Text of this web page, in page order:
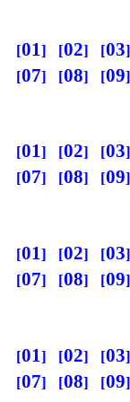
01 02 03
07
08 09
01 02 03
07
08 09
01 02 03
07
08 09
01 02 03
07
08 09